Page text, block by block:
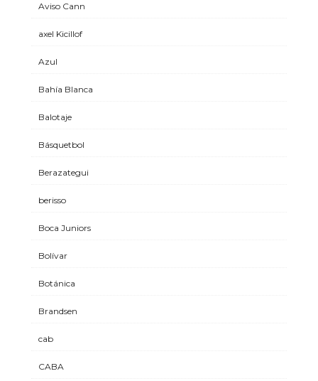
Aviso Cann
axel Kicillof
Azul
Bahía Blanca
Balotaje
Básquetbol
Berazategui
berisso
Boca Juniors
Bolívar
Botánica
Brandsen
cab
CABA